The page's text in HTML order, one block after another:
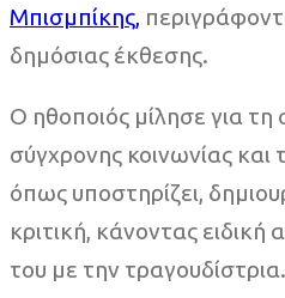
Μπισμπίκης,
δημόσιας έκθεσης.
Ο ηθοποιός μίλησε για
σύγχρονης κοινωνίας και
όπως υποστηρίζει,
κριτική, κάνοντας
του με την τραγουδίστρια.